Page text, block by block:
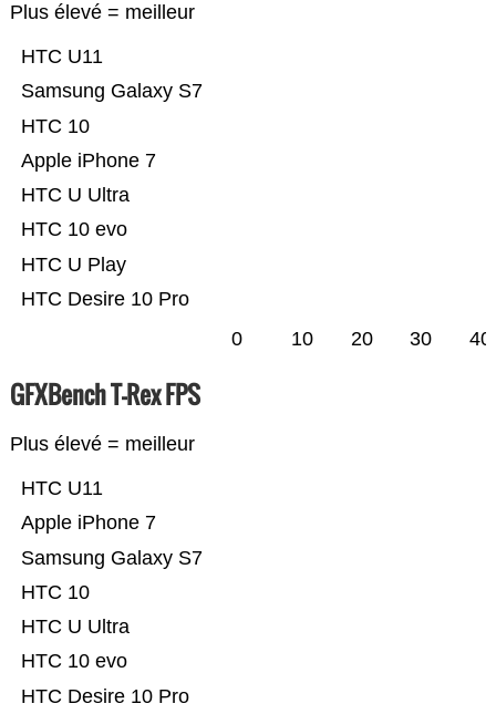
Plus élevé = meilleur
HTC Desire 10 Pro
HTC U Play
HTC 10 evo
HTC U Ultra
Apple iPhone 7
HTC 10
Samsung Galaxy S7
HTC U11
0 10 20 30 40
GFXBench T-Rex FPS
Plus élevé = meilleur
HTC Desire 10 Pro
HTC 10 evo
HTC U Ultra
HTC 10
Samsung Galaxy S7
Apple iPhone 7
HTC U11